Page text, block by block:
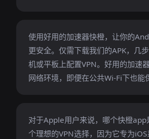
使用好用的加速器快橙，让你的
更安全。仅需下载我们的APK，几
机或平板上配置VPN。好用的加速
网络环境，即便在公共Wi-Fi下也能
对于Apple用户来说，哪个快橙app
个理想的VPN选择，因为它专为